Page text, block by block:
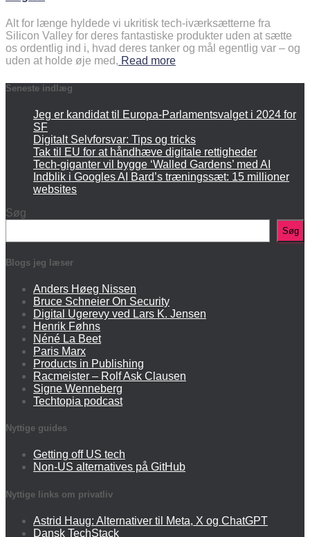
Alt for længe hyldede vi ukritisk tech-iværksætterne fra
Silicon Valley for deres fantastiske produkter uden at sætte
os ordentlig ind i, hvad deres tanker og mål egentlig var – og
uden at holde øje med, Read more
Seneste indlæg
Jeg er kandidat til Europa-Parlamentsvalget i 2024 for
SF
Digitalt Selvforsvar: Tips og tricks
Tak til EU for at håndhæve digitale rettigheder
Tech-giganter vil bygge ‘Walled Gardens’ med AI
Indblik i Googles AI Bard’s træningssæt: 15 millioner
websites
Søg
Søg
Blogs jeg læser
Anders Høeg Nissen
Bruce Schneier On Security
Digital Ugerevy ved Lars K. Jensen
Henrik Føhns
Néné La Beet
Paris Marx
Products in Publishing
Racmeister – Rolf Ask Clausen
Signe Wenneberg
Techtopia podcast
Nyttige guides
Getting off US tech
Non-US alternatives på GitHub
Nyttige links om privatliv
Astrid Haug: Alternativer til Meta, X og ChatGPT
Dansk TechStack